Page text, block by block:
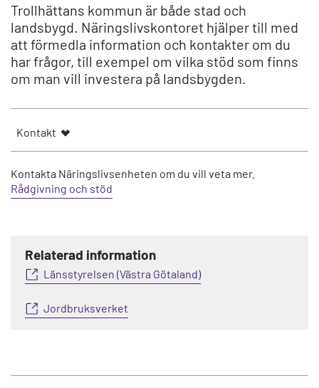
Trollhättans kommun är både stad och
landsbygd. Näringslivskontoret hjälper till med
att förmedla information och kontakter om du
har frågor, till exempel om vilka stöd som finns
om man vill investera på landsbygden.
Kontakt
Kontakta Näringslivsenheten om du vill veta mer.
Rådgivning och stöd
Relaterad information
Länsstyrelsen (Västra Götaland)
Jordbruksverket